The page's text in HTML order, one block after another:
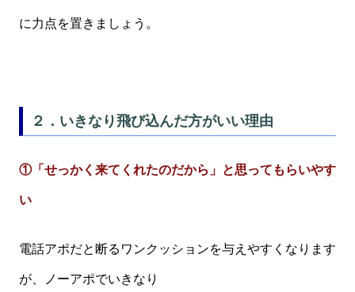
に力点を置きましょう。
２．いきなり飛び込んだ方がいい理由
①「せっかく来てくれたのだから」と思ってもらいやす
い
電話アポだと断るワンクッションを与えやすくなります
が、ノーアポでいきなり